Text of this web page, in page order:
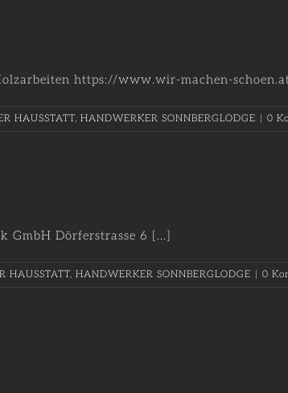
https://www.wir-machen-
HAUSSTATT, HANDWERKER SONNBERGLODGE 0
GmbH Dörferstrasse 6 [...]
HAUSSTATT, HANDWERKER SONNBERGLODGE 0